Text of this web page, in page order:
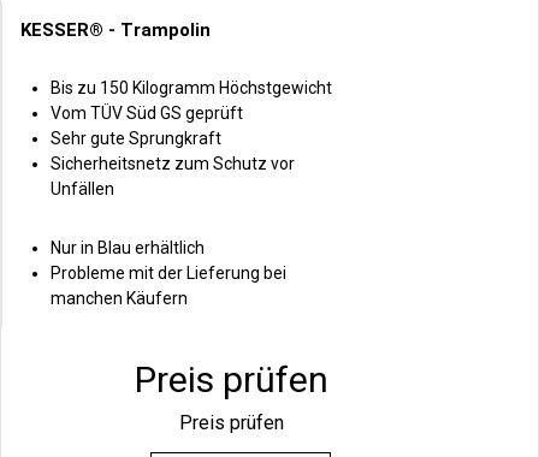
KESSER® - Trampolin
Bis zu 150 Kilogramm Höchstgewicht
Vom TÜV Süd GS geprüft
Sehr gute Sprungkraft
Sicherheitsnetz zum Schutz vor
Unfällen
Nur in Blau erhältlich
Probleme mit der Lieferung bei
manchen Käufern
Preis prüfen
Preis prüfen